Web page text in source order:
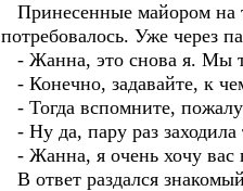
Принесенные майором на
потребовалось. Уже через
- Жанна, это снова я. Мы
- Конечно, задавайте, к
- Тогда вспомните,
- Ну да, пару раз заходила
- Жанна, я очень хочу вас
В ответ раздался